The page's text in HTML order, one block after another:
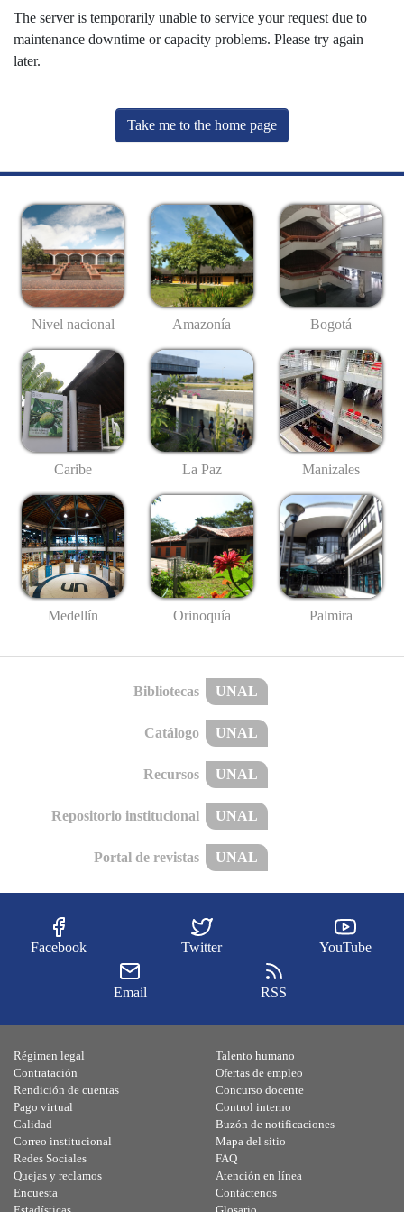
The server is temporarily unable to service your request due to
maintenance downtime or capacity problems. Please try again
later.
Take me to the home page
Nivel nacional Amazonía Bogotá
Caribe La Paz Manizales
Medellín Orinoquía Palmira
Bibliotecas UNAL
Catálogo UNAL
Recursos UNAL
Repositorio institucional UNAL
Portal de revistas UNAL
Facebook Twitter YouTube
Email RSS
Régimen legal
Contratación
Rendición de cuentas
Pago virtual
Calidad
Talento humano
Ofertas de empleo
Concurso docente
Control interno
Buzón de notificaciones
Correo institucional
Redes Sociales
Quejas y reclamos
Encuesta
Mapa del sitio
FAQ
Atención en línea
Contáctenos